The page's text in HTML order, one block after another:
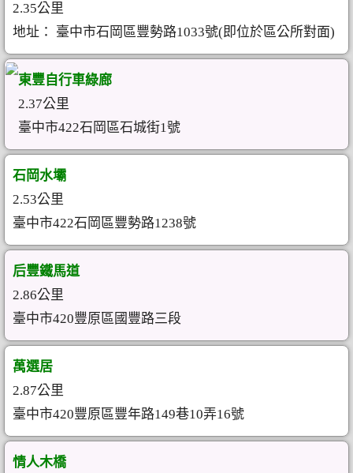
2.35公里
地址： 臺中市石岡區豐勢路1033號(即位於區公所對面)
東豐自行車綠廊
2.37公里
臺中市422石岡區石城街1號
石岡水壩
2.53公里
臺中市422石岡區豐勢路1238號
后豐鐵馬道
2.86公里
臺中市420豐原區國豐路三段
萬選居
2.87公里
臺中市420豐原區豐年路149巷10弄16號
情人木橋